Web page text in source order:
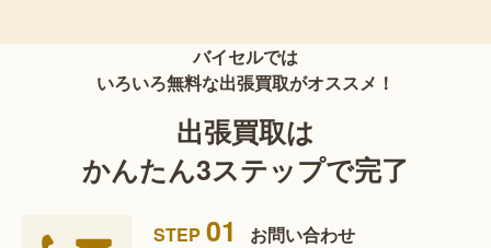
クリスチャン ディオール（Christian Dior）
クロムハーツ（Chrome hearts）
グッチ（GUCCI）
コーチ（COACH）
コムデギャルソン（COMMEdesGARCONS）
ゴヤール（GOYARD）
サルヴァトーレ フェラガモ（Salvatore Ferragam
バイセルでは
いろいろ無料な出張買取がオススメ！
出張買取は
かんたん3ステップで完了
STEP 01 お問い合わせ